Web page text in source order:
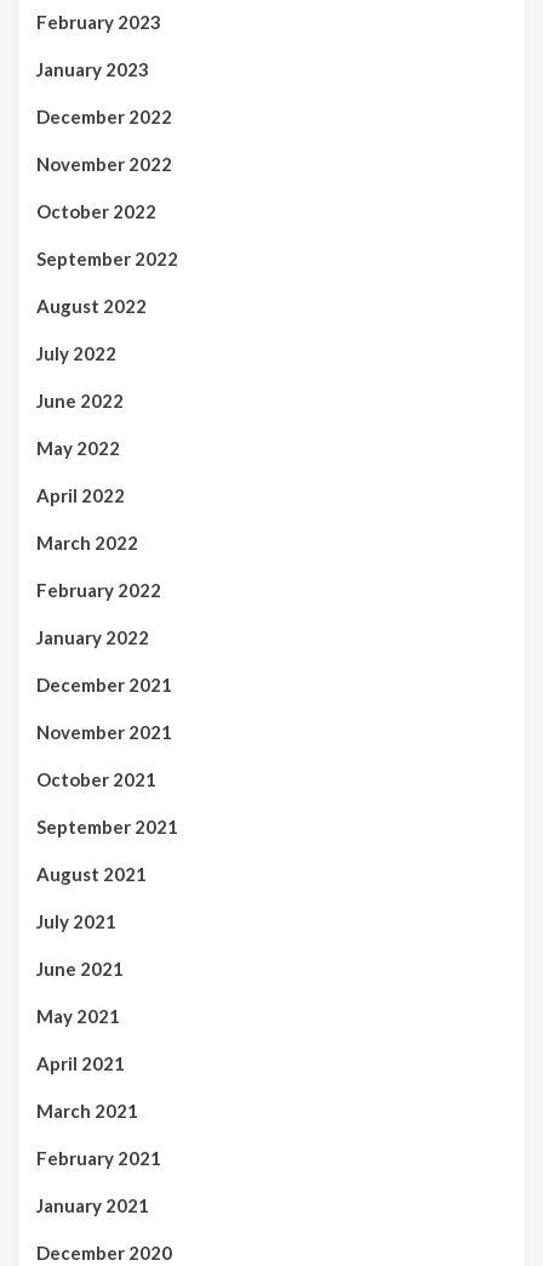
February 2023
January 2023
December 2022
November 2022
October 2022
September 2022
August 2022
July 2022
June 2022
May 2022
April 2022
March 2022
February 2022
January 2022
December 2021
November 2021
October 2021
September 2021
August 2021
July 2021
June 2021
May 2021
April 2021
March 2021
February 2021
January 2021
December 2020